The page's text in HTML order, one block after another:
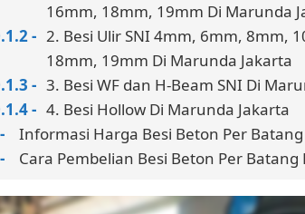
16mm, 18mm, 19mm Di Marunda
2. Besi Ulir SNI 4mm, 6mm, 8mm,
18mm, 19mm Di Marunda Jakarta
3. Besi WF dan H-Beam SNI Di
4. Besi Hollow Di Marunda Jakarta
Informasi Harga Besi Beton Per
Cara Pembelian Besi Beton Per